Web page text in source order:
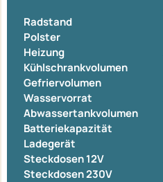
Radstand
Polster
Heizung
Kühlschrankvolumen
Gefriervolumen
Wasservorrat
Abwassertankvolumen
Batteriekapazität
Ladegerät
Steckdosen 12V
Steckdosen 230V